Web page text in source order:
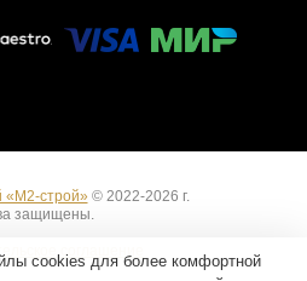
«М2-строй» © 2022-2026 г.
защищены.
соглашение
cookies для более комфортной